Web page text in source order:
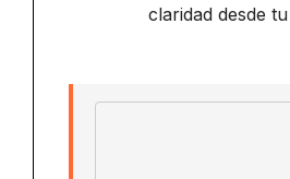
claridad desde